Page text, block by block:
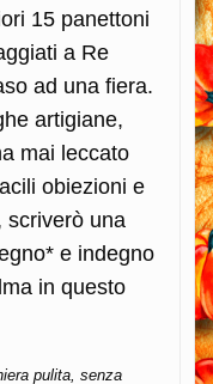
15 panettoni
a Re
ad una fiera.
artigiane,
mai leccato
obiezioni e
scriverò una
e indegno
in questo
pulita, senza